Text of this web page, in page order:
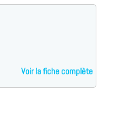
Voir la fiche complète